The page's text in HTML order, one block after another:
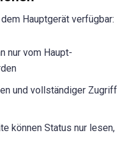
Hauptgerät verfügbar:
nur vom Haupt-
und vollständiger Zugriff
können Status nur lesen,